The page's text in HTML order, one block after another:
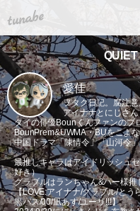
tuna.be
愛佳
ヲタク日記。腐注意
アイナナとにじさ
タイの俳優Bounくんファンのブ
BounPrem&UWMA・BUをこよ
中国ドラマ「陳情令」「山河令
最推しキャラはアイドリッシュ
好き）
グラブルはランちゃん&パー様推
【LOVE:アイナナ/グラブル/とう
黒バス/00/凪あす/ユーリ!!!】